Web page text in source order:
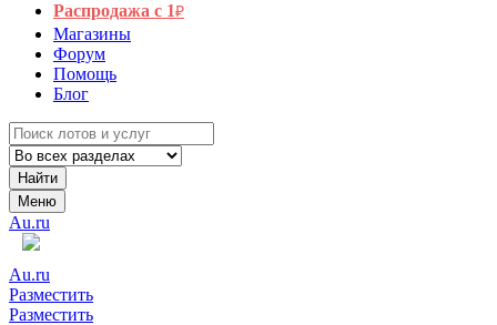
Распродажа с 1₽
Магазины
Форум
Помощь
Блог
Найти
Меню
Au.ru
Au.ru
Разместить
Разместить